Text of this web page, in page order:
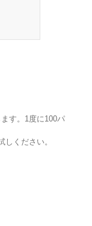
す。1度に100パ
ください。